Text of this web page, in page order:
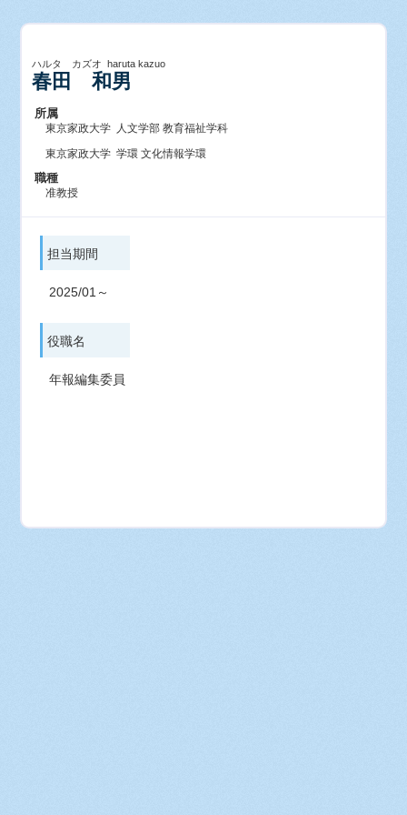
ハルタ カズオ haruta kazuo
春田 和男
所属
東京家政大学 人文学部 教育福祉学科
東京家政大学 学環 文化情報学環
職種
准教授
担当期間
2025/01～
役職名
年報編集委員